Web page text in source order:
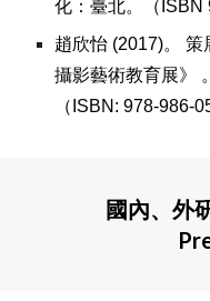
化：臺北。（ISBN
趙欣怡 (2017)。 策
攝影藝術教育展》
（ISBN: 978-986-
國內、外